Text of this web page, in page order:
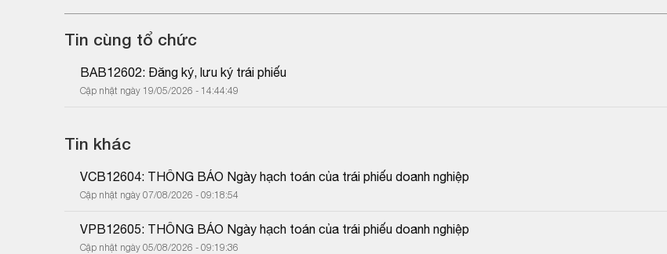
Tin cùng tổ chức
BAB12602: Đăng ký, lưu ký trái phiếu
Cập nhật ngày 19/05/2026 - 14:44:49
Tin khác
VCB12604: THÔNG BÁO Ngày hạch toán của trái phiếu doanh nghiệp
Cập nhật ngày 07/08/2026 - 09:18:54
VPB12605: THÔNG BÁO Ngày hạch toán của trái phiếu doanh nghiệp
Cập nhật ngày 05/08/2026 - 09:19:36